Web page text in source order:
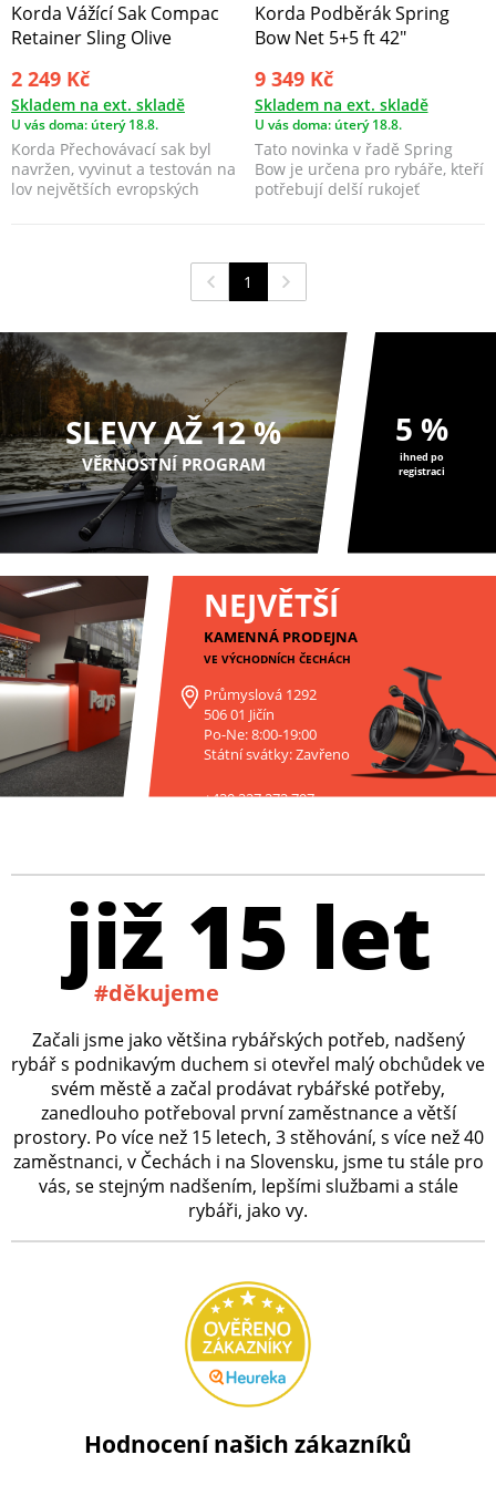
Korda Vážící Sak Compac
Retainer Sling Olive
2 249 Kč
Skladem na ext. skladě
U vás doma: úterý 18.8.
Korda Přechovávací sak byl
navržen, vyvinut a testován na
lov největších evropských
Korda Podběrák Spring
Bow Net 5+5 ft 42"
9 349 Kč
Skladem na ext. skladě
U vás doma: úterý 18.8.
Tato novinka v řadě Spring
Bow je určena pro rybáře, kteří
potřebují delší rukojeť
1
SLEVY AŽ 12 %
VĚRNOSTNÍ PROGRAM
5 %
ihned po
registraci
NEJVĚTŠÍ
KAMENNÁ PRODEJNA
VE VÝCHODNÍCH ČECHÁCH
Průmyslová 1292
506 01 Jičín
Po-Ne: 8:00-19:00
Státní svátky: Zavřeno
+420 227 272 797
již 15 let
#děkujeme
Začali jsme jako většina rybářských potřeb, nadšený
rybář s podnikavým duchem si otevřel malý obchůdek ve
svém městě a začal prodávat rybářské potřeby,
zanedlouho potřeboval první zaměstnance a větší
prostory. Po více než 15 letech, 3 stěhování, s více než 40
zaměstnanci, v Čechách i na Slovensku, jsme tu stále pro
vás, se stejným nadšením, lepšími službami a stále
rybáři, jako vy.
Hodnocení našich zákazníků